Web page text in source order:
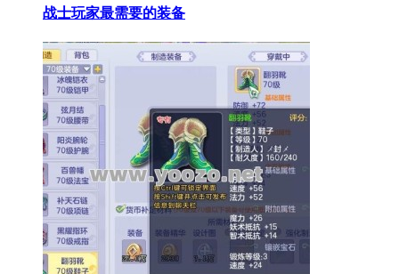
战士玩家最需要的装备